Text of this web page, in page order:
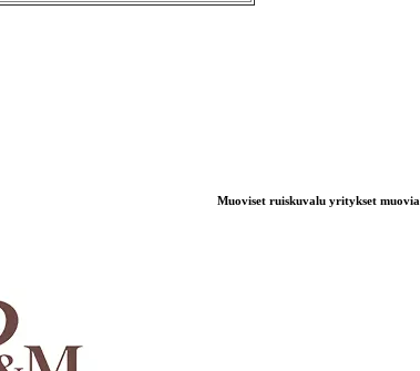
Muoviset ruiskuvalu yritykset muovia